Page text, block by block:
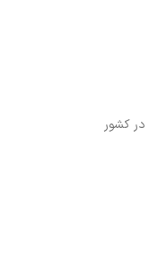
در کشور